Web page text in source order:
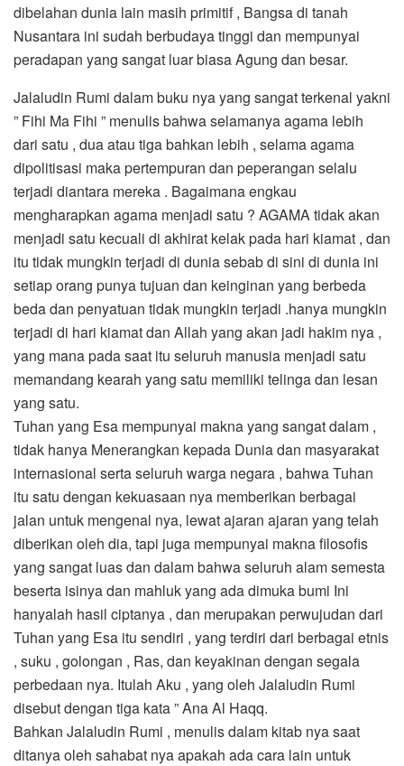
dibelahan dunia lain masih primitif , Bangsa di tanah
Nusantara ini sudah berbudaya tinggi dan mempunyai
peradapan yang sangat luar biasa Agung dan besar.
Jalaludin Rumi dalam buku nya yang sangat terkenal yakni
” Fihi Ma Fihi ” menulis bahwa selamanya agama lebih
dari satu , dua atau tiga bahkan lebih , selama agama
dipolitisasi maka pertempuran dan peperangan selalu
terjadi diantara mereka . Bagaimana engkau
mengharapkan agama menjadi satu ? AGAMA tidak akan
menjadi satu kecuali di akhirat kelak pada hari kiamat , dan
itu tidak mungkin terjadi di dunia sebab di sini di dunia ini
setiap orang punya tujuan dan keinginan yang berbeda
beda dan penyatuan tidak mungkin terjadi .hanya mungkin
terjadi di hari kiamat dan Allah yang akan jadi hakim nya ,
yang mana pada saat itu seluruh manusia menjadi satu
memandang kearah yang satu memiliki telinga dan lesan
yang satu.
Tuhan yang Esa mempunyai makna yang sangat dalam ,
tidak hanya Menerangkan kepada Dunia dan masyarakat
internasional serta seluruh warga negara , bahwa Tuhan
itu satu dengan kekuasaan nya memberikan berbagai
jalan untuk mengenal nya, lewat ajaran ajaran yang telah
diberikan oleh dia, tapi juga mempunyai makna filosofis
yang sangat luas dan dalam bahwa seluruh alam semesta
beserta isinya dan mahluk yang ada dimuka bumi Ini
hanyalah hasil ciptanya , dan merupakan perwujudan dari
Tuhan yang Esa itu sendiri , yang terdiri dari berbagai etnis
, suku , golongan , Ras, dan keyakinan dengan segala
perbedaan nya. Itulah Aku , yang oleh Jalaludin Rumi
disebut dengan tiga kata ” Ana Al Haqq.
Bahkan Jalaludin Rumi , menulis dalam kitab nya saat
ditanya oleh sahabat nya apakah ada cara lain untuk